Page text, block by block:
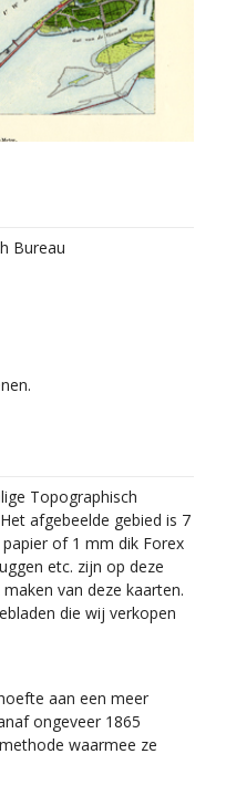
Bureau
Topographisch
afgebeelde gebied is 7
of 1 mm dik Forex
etc. zijn op deze
van deze kaarten.
die wij verkopen
aan een meer
ongeveer 1865
waarmee ze